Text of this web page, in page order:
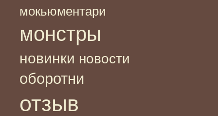
мокьюментари
монстры
новинки новости
оборотни
отзыв